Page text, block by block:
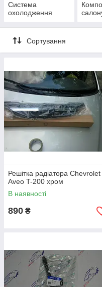
Система
охолодження
Сортування
Решітка радіатора Chevrolet
Aveo T-200 хром
В наявності
890 ₴